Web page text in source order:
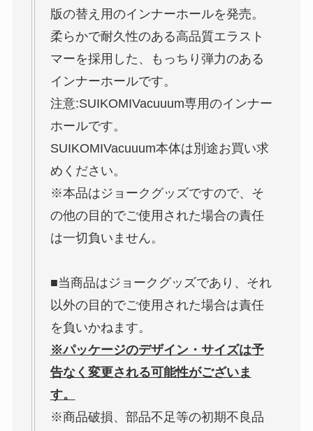
版の替え用のインナーホールを発売。
柔らかで耐久性のある高品質エラスト
マーを採用した、もっちり弾力のある
インナーホールです。
注意:SUIKOMIVacuuum専用のインナー
ホールです。
SUIKOMIVacuuum本体は別途お買い求
めください。
※本品はジョークグッズですので、そ
の他の目的でご使用された場合の責任
は一切負いません。
■当商品はジョークグッズであり、それ
以外の目的でご使用された場合は責任
を負いかねます。
※パッケージのデザイン・サイズは予
告なく変更される可能性がございま
す。
※商品破損、部品不足等の初期不良品